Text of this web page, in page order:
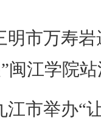
明市万寿
闽江学院
江市举办“